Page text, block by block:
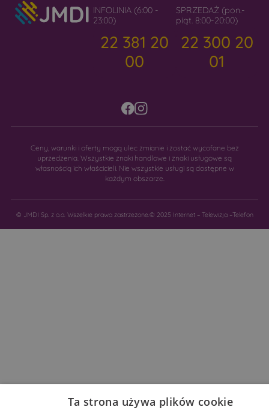
INFOLINIA (6:00 -
23:00)
22 381 20
00
SPRZEDAŻ (pon.-
piąt. 8:00-20:00)
22 300 20
01
Ceny, warunki i oferty mogą ulec zmianie i zostać wycofane bez
uprzedzenia. Wszystkie znaki handlowe i znaki usługowe są
własnością ich właścicieli. Nie wszystkie usługi są dostępne w
każdym obszarze.
© JMDI Sp. z o.o. Wszelkie prawa zastrzeżone.© 2025 Internet – Telewizja –Telefon
Ta strona używa plików cookie